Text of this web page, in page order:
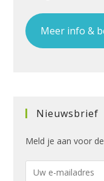
Meer info &
Nieuwsbrief
Meld je aan voor